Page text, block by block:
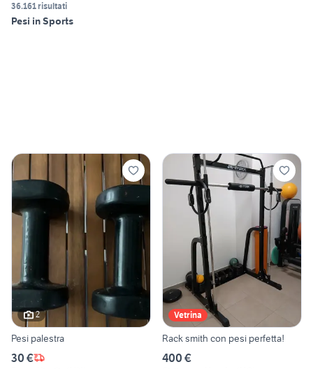
36.161 risultati
Pesi in Sports
2
Pesi palestra
30 €
Vetrina
Rack smith con pesi perfetta!
400 €